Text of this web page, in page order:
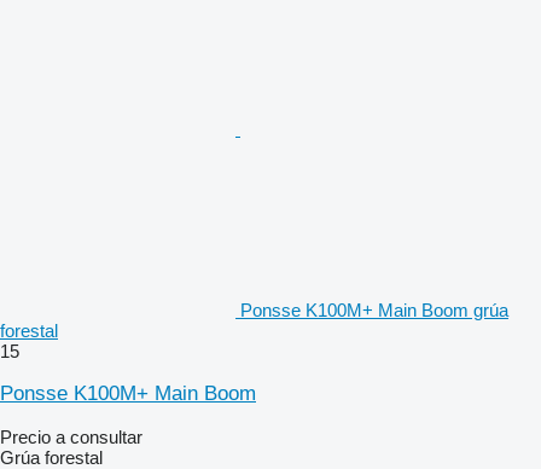
Ponsse K100M+ Main Boom grúa
forestal
15
Ponsse K100M+ Main Boom
Precio a consultar
Grúa forestal